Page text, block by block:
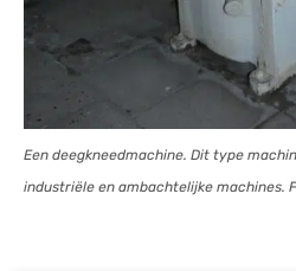
Een deegkneedmachine. Dit type
industriële en ambachtelijke machines.